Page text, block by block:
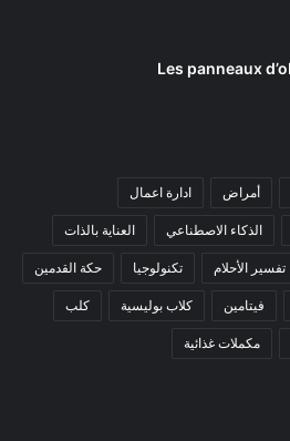
أمراض ادارة اعمال
الذكاء الاصطناعي العناية بالذات
تفسير الأحلام تكنولوجيا حكة القدمين
فيتامين كلاب بوليسية كلب
مكملات غذائية